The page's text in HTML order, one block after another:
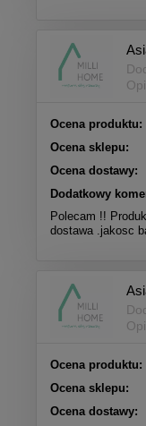
Ocena produktu:
Ocena sklepu:
Ocena dostawy:
Dodatkowy
Polecam !!
dostawa .jakosc
Ocena produktu:
Ocena sklepu:
Ocena dostawy: